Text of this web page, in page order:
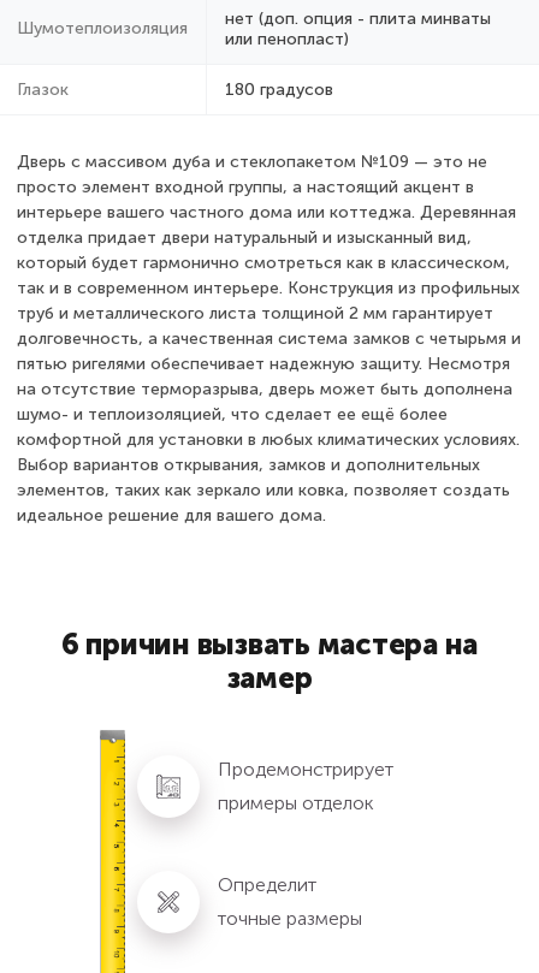
Шумотеплоизоляция
нет (доп. опция - плита минваты
или пенопласт)
Глазок 180 градусов
Дверь с массивом дуба и стеклопакетом №109 — это не
просто элемент входной группы, а настоящий акцент в
интерьере вашего частного дома или коттеджа. Деревянная
отделка придает двери натуральный и изысканный вид,
который будет гармонично смотреться как в классическом,
так и в современном интерьере. Конструкция из профильных
труб и металлического листа толщиной 2 мм гарантирует
долговечность, а качественная система замков с четырьмя и
пятью ригелями обеспечивает надежную защиту. Несмотря
на отсутствие терморазрыва, дверь может быть дополнена
шумо- и теплоизоляцией, что сделает ее ещё более
комфортной для установки в любых климатических условиях.
Выбор вариантов открывания, замков и дополнительных
элементов, таких как зеркало или ковка, позволяет создать
идеальное решение для вашего дома.
6 причин вызвать мастера на
замер
Продемонстрирует
примеры отделок
Определит
точные размеры